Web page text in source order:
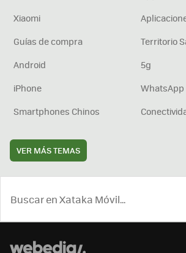
Xiaomi
Guías de compra
Territorio
Android
5g
iPhone
WhatsApp
Smartphones Chinos
VER MÁS TEMAS